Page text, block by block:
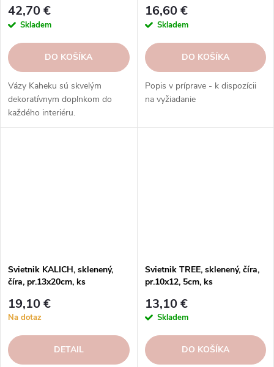
42,70 €
Skladem
DO KOŠÍKA
Vázy Kaheku sú skvelým
dekoratívnym doplnkom do
každého interiéru.
16,60 €
Skladem
DO KOŠÍKA
Popis v príprave - k dispozícii
na vyžiadanie
Svietnik KALICH, sklenený,
číra, pr.13x20cm, ks
19,10 €
Na dotaz
DETAIL
Svietnik TREE, sklenený, číra,
pr.10x12, 5cm, ks
13,10 €
Skladem
DO KOŠÍKA